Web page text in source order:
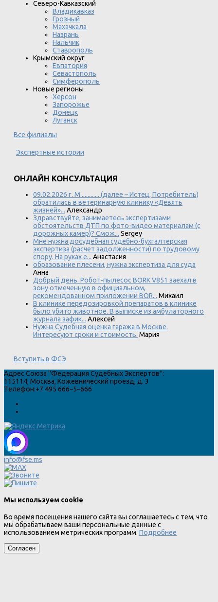
Северо-Кавказский
Владикавказ
Грозный
Махачкала
Назрань
Нальчик
Ставрополь
Крымский округ
Евпатория
Севастополь
Симферополь
Новые регионы
Херсон
Запорожье
Донецк
Луганск
Все филиалы
Экспертные истории
ОНЛАЙН КОНСУЛЬТАЦИЯ
09.02.2026 г. М............. (далее – Истец, Потребитель)
обратилась в ветеринарную клинику «Девять
жизней»... Александр
Здравствуйте, занимаетесь экспертизами
обстоятельств ДТП по фото-видео материалам (с
дорожных камер)? Смож... Sergey
Мне нужна досудебная судебно-бухгалтерская
экспертиза (расчет задолженности) по трудовому
спору. На руках е... Анастасия
образование плесени, нужна экспертиза для суда
Анна
Добрый день. Робот-пылесос BORK V851 заехал в
зону отмеченную в официальном,
рекомендованном приложении BOR... Михаил
В клинике передозировкой препаратов в клинике
было убито животное. В выписке из амбулаторного
журнала зафик... Алексей
Нужна Судебная оценка гаража в Москве.
Интересуют сроки и стоимость. Мария
Вступить в ФСЭ
Адрес Союза "Федерация Судебных Экспертов":
115114, Москва, Кожевнический проезд, д. 3
Телефон:+7 495 666–5–666
info@fse.ms
Мы используем cookie
Во время посещения нашего сайта вы соглашаетесь с тем, что
мы обрабатываем ваши персональные данные с
использованием метрических программ. Подробнее
Согласен